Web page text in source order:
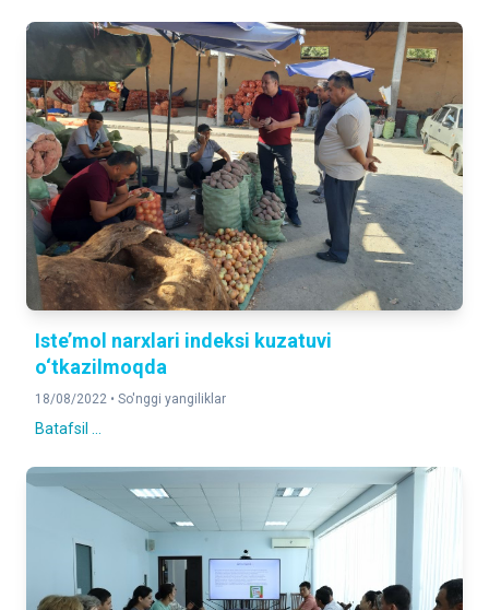
Iste’mol narxlari indeksi kuzatuvi
o‘tkazilmoqda
18/08/2022 • So'nggi yangiliklar
Batafsil ...